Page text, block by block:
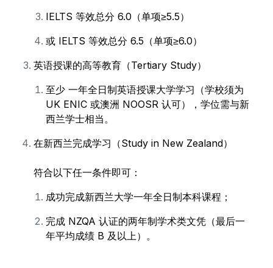
IELTS 等效总分 6.0（单项≥5.5）
或 IELTS 等效总分 6.5（单项≥6.0）
英语授课的高等教育（Tertiary Study）
至少 一年全日制英语授课大学学习（学校须为
UK ENIC 或澳洲 NOOSR 认可），学位需与新
西兰学士相当。
在新西兰完成学习（Study in New Zealand）
符合以下任一条件即可：
成功完成新西兰大学一年全日制本科课程；
完成 NZQA 认证的两年制学术类文凭（最后一
年平均成绩 B 及以上）。